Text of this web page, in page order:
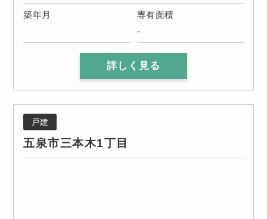
築年月
専有面積
-
詳しく見る
戸建
五泉市三本木1丁目